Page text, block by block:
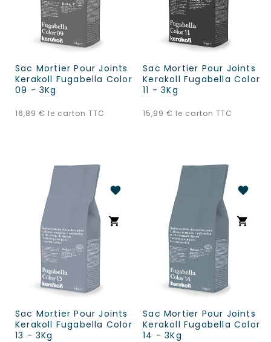
Sac Mortier Pour Joints
Kerakoll Fugabella Color
09 - 3Kg
16,89 € le carton TTC
Sac Mortier Pour Joints
Kerakoll Fugabella Color
11 - 3Kg
15,99 € le carton TTC
Sac Mortier Pour Joints
Kerakoll Fugabella Color
13 - 3Kg
favorite
shopping_cart
Sac Mortier Pour Joints
Kerakoll Fugabella Color
14 - 3Kg
favorite
shopping_cart